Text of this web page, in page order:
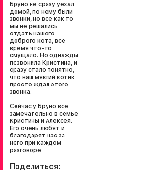
Бруно не сразу уехал
домой, по нему были
звонки, но все как то
мы не решались
отдать нашего
доброго кота, все
время что-то
смущало. Но однажды
позвонила Кристина, и
сразу стало понятно,
что наш мякгий котик
просто ждал этого
звонка.
Сейчас у Бруно все
замечательно в семье
Кристины и Алексея.
Его очень любят и
благодарят нас за
него при каждом
разговоре
Поделиться: